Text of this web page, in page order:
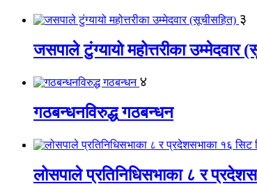
३
जसपाले टुंग्यायो महोत्तरीका उम्मेदवार
४
गठबन्धनविरुद्ध गठबन्धन
लोसपाले प्रतिनिधिसभाका ८ र